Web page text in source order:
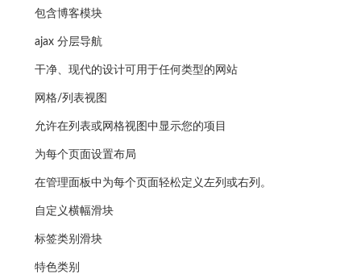
包含博客模块
ajax 分层导航
干净、现代的设计可用于任何类型的网站
网格/列表视图
允许在列表或网格视图中显示您的项目
为每个页面设置布局
在管理面板中为每个页面轻松定义左列或右列。
自定义横幅滑块
标签类别滑块
特色类别